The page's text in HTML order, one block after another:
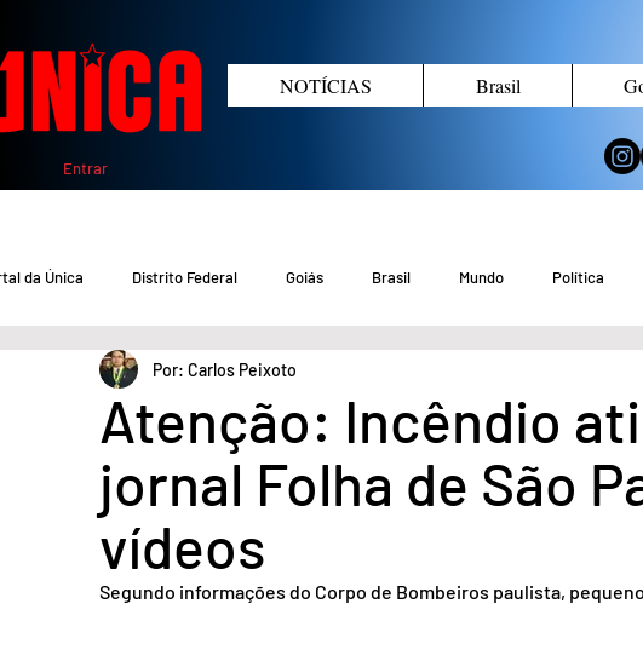
Entrar
NOTÍCIAS Brasil
da Única Distrito Federal Goiás Brasil Mundo Política
COVID-19 DF COVID-19 Brasil
Crime em Goiás Crimes no DF Saúde Educação Meio Ambiente
Acidente em Goiás Acidente no DF
Atenção: Incêndio
jornal Folha de São
vídeos
Por: Carlos Peixoto
Segundo informações do Corpo de Bombeiros paulista,